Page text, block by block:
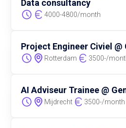
Data consultancy
4000-4800/month
Project Engineer Civiel
Rotterdam 3500-/
AI Adviseur Trainee @
Mijdrecht 3500-/month